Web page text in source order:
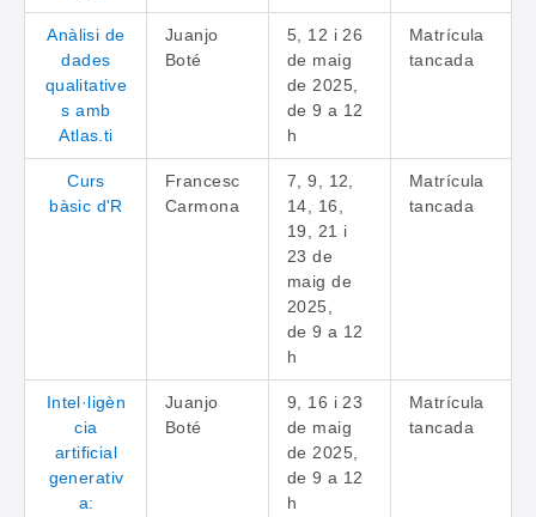
Anàlisi de
dades
qualitative
s amb
Atlas.ti
Juanjo
Boté
5, 12 i 26
de maig
de 2025,
de 9 a 12
h
Matrícula
tancada
Curs
bàsic d'R
Francesc
Carmona
7, 9, 12,
14, 16,
19, 21 i
23 de
maig de
2025,
de 9 a 12
h
Matrícula
tancada
Intel·ligèn
cia
artificial
generativ
a:
Juanjo
Boté
9, 16 i 23
de maig
de 2025,
de 9 a 12
h
Matrícula
tancada